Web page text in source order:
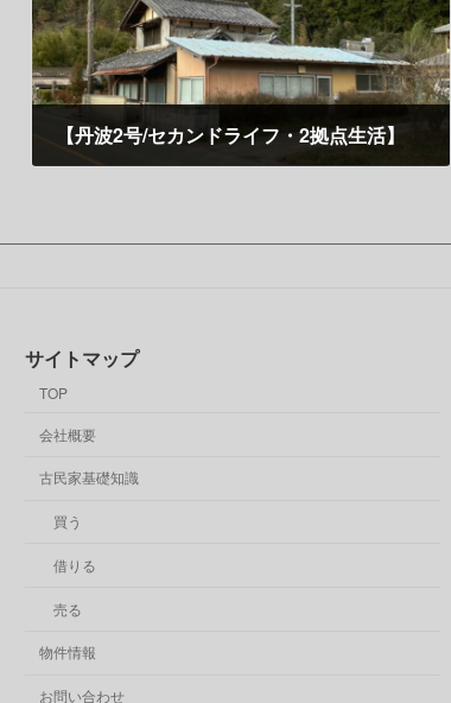
【丹波2号/セカンドライフ・2拠点生活】
サイトマップ
TOP
会社概要
古民家基礎知識
買う
借りる
売る
物件情報
お問い合わせ